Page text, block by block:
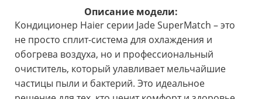
Описание модели:
Кондиционер Haier серии Jade SuperMatch – это
не просто сплит-система для охлаждения и
обогрева воздуха, но и профессиональный
очиститель, который улавливает мельчайшие
частицы пыли и бактерий. Это идеальное